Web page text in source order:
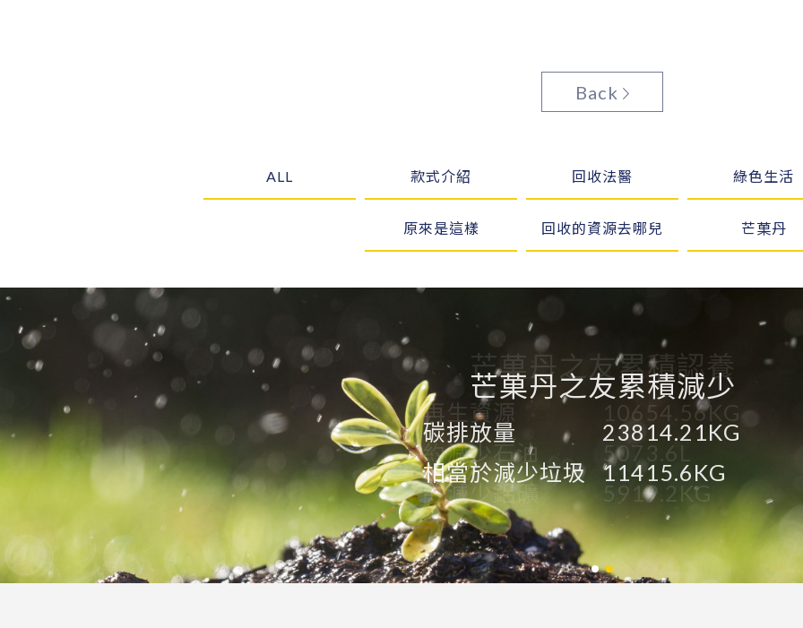
Back
ALL 款式介紹 回收法醫 綠色生活
原來是這樣 回收的資源去哪兒 芒菓丹
再生資源
10654.56KG
約減少石油
5073.6L
約減少鋁礦
5919.2KG
芒菓丹之友累積減少
碳排放量
23814.21KG
相當於減少垃圾
11415.6KG